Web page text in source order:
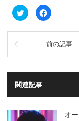
ク
リ
共
(新
い
ウ
ウ
Facebook
で
る
に
ク
ッ
い
前の記事
関連記事
オ